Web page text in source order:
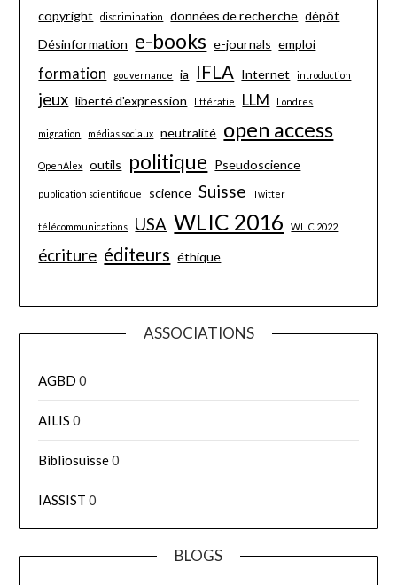
copyright discrimination données de recherche dépôt
Désinformation e-books e-journals emploi
formation gouvernance ia IFLA Internet introduction
jeux liberté d'expression littératie LLM Londres
migration médias sociaux neutralité open access
OpenAlex outils politique Pseudoscience
publication scientifique science Suisse Twitter
télécommunications USA WLIC 2016 WLIC 2022
écriture éditeurs éthique
ASSOCIATIONS
AGBD 0
AILIS 0
Bibliosuisse0
IASSIST 0
BLOGS